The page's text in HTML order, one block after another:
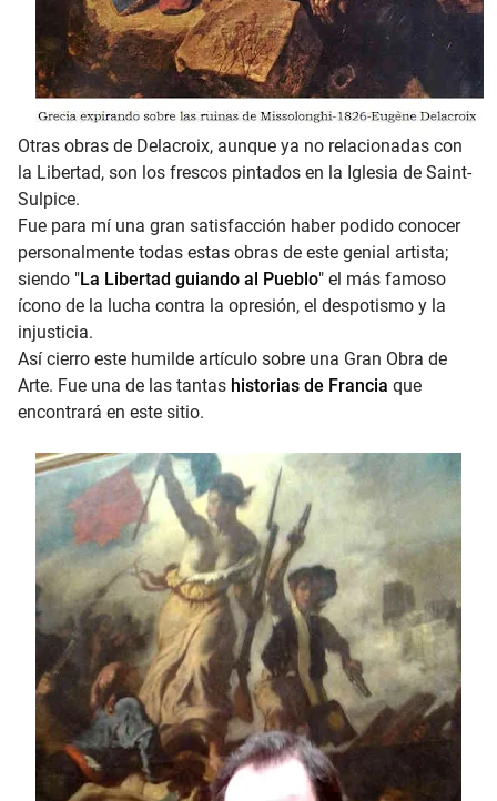
Otras obras de Delacroix, aunque ya no relacionadas con
la Libertad, son los frescos pintados en la Iglesia de Saint-
Sulpice.
Fue para mí una gran satisfacción haber podido conocer
personalmente todas estas obras de este genial artista;
siendo "La Libertad guiando al Pueblo" el más famoso
ícono de la lucha contra la opresión, el despotismo y la
injusticia.
Así cierro este humilde artículo sobre una Gran Obra de
Arte. Fue una de las tantas historias de Francia que
encontrará en este sitio.